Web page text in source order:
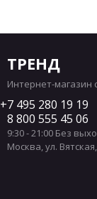
ТРЕНД
Интернет-магазин
7 495 280 19 19
8 800 555 45 06
9:30 - 21:00 Без
Москва,ул.